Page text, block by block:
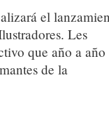
el
Les
que año a año
de la